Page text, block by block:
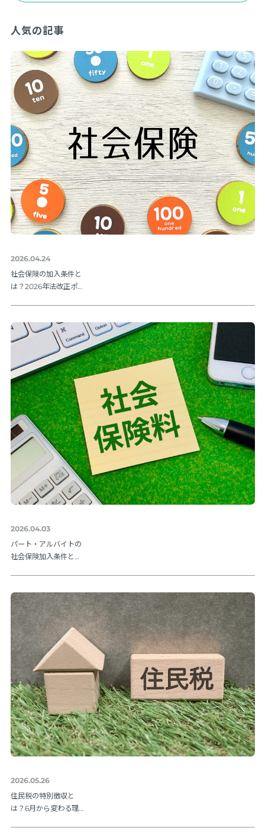
人気の記事
2026.04.24
社会保険の加入条件と
は？2026年法改正ポイ
2026.04.03
パート・アルバイトの
社会保険加入条件と
説
2026.05.26
住民税の特別徴収と
は？6月から変わる理由